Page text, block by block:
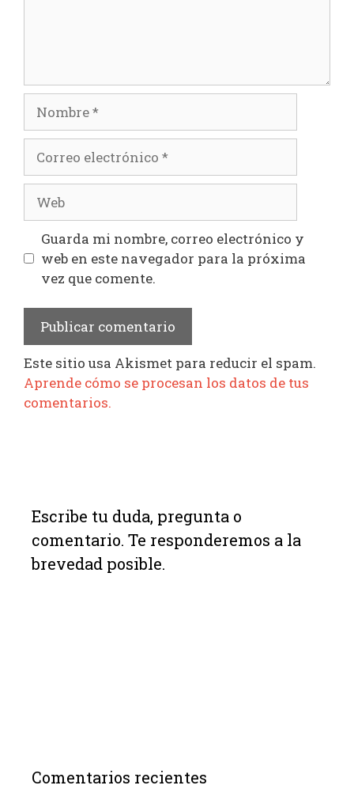
Nombre
electrónico
Guarda mi nombre, correo electrónico y
web en este navegador para la próxima
vez que comente.
Este sitio usa Akismet para reducir el spam.
Aprende cómo se procesan los datos de tus
comentarios.
Escribe tu duda, pregunta o
comentario. Te responderemos a la
brevedad posible.
Comentarios recientes